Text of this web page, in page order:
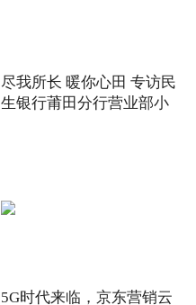
尽我所长 暖你心田 专访民
生银行莆田分行营业部小
5G时代来临，京东营销云